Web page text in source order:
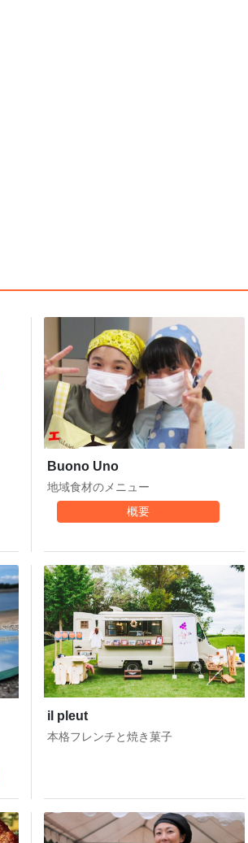
Buono Uno
地域食材のメニュー
概要
il pleut
本格フレンチと焼き菓子